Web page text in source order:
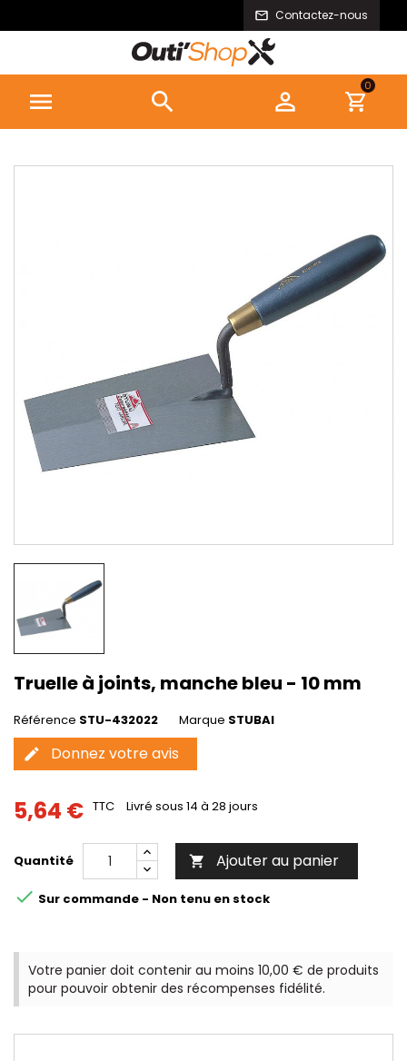
Contactez-nous
  
0
Truelle à joints, manche bleu - 10 mm
Référence STU-432022 Marque STUBAI
edit Donnez votre avis
5,64 € TTC Livré sous 14 à 28 jours
Quantité  Ajouter au panier
 Sur commande - Non tenu en stock
Votre panier doit contenir au moins 10,00 € de produits
pour pouvoir obtenir des récompenses fidélité.